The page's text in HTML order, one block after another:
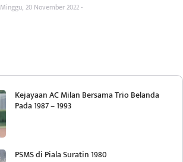
Minggu, 20 November 2022 -
Kejayaan AC Milan Bersama Trio Belanda
Pada 1987 – 1993
PSMS di Piala Suratin 1980